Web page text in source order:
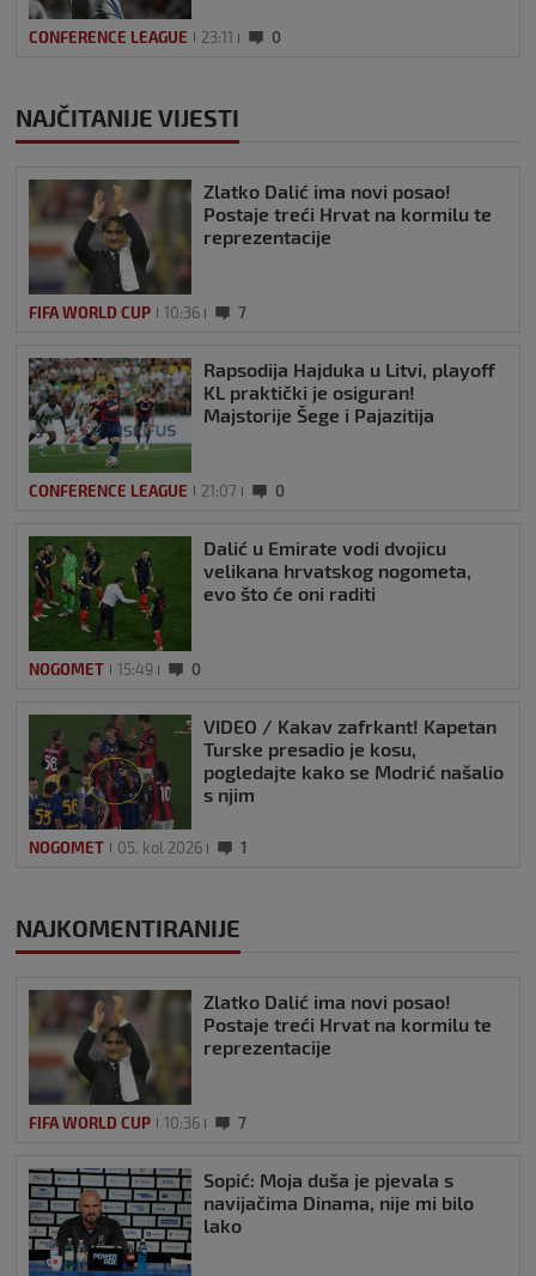
CONFERENCE LEAGUE 23:11 0
NAJČITANIJE VIJESTI
Zlatko Dalić ima novi posao!
Postaje treći Hrvat na kormilu te
reprezentacije
FIFA WORLD CUP 10:36 7
Rapsodija Hajduka u Litvi, playoff
KL praktički je osiguran!
Majstorije Šege i Pajazitija
CONFERENCE LEAGUE 21:07 0
Dalić u Emirate vodi dvojicu
velikana hrvatskog nogometa,
evo što će oni raditi
NOGOMET 15:49 0
VIDEO / Kakav zafrkant! Kapetan
Turske presadio je kosu,
pogledajte kako se Modrić našalio
s njim
NOGOMET 05. kol 2026 1
NAJKOMENTIRANIJE
Zlatko Dalić ima novi posao!
Postaje treći Hrvat na kormilu te
reprezentacije
FIFA WORLD CUP 10:36 7
Sopić: Moja duša je pjevala s
navijačima Dinama, nije mi bilo
lako